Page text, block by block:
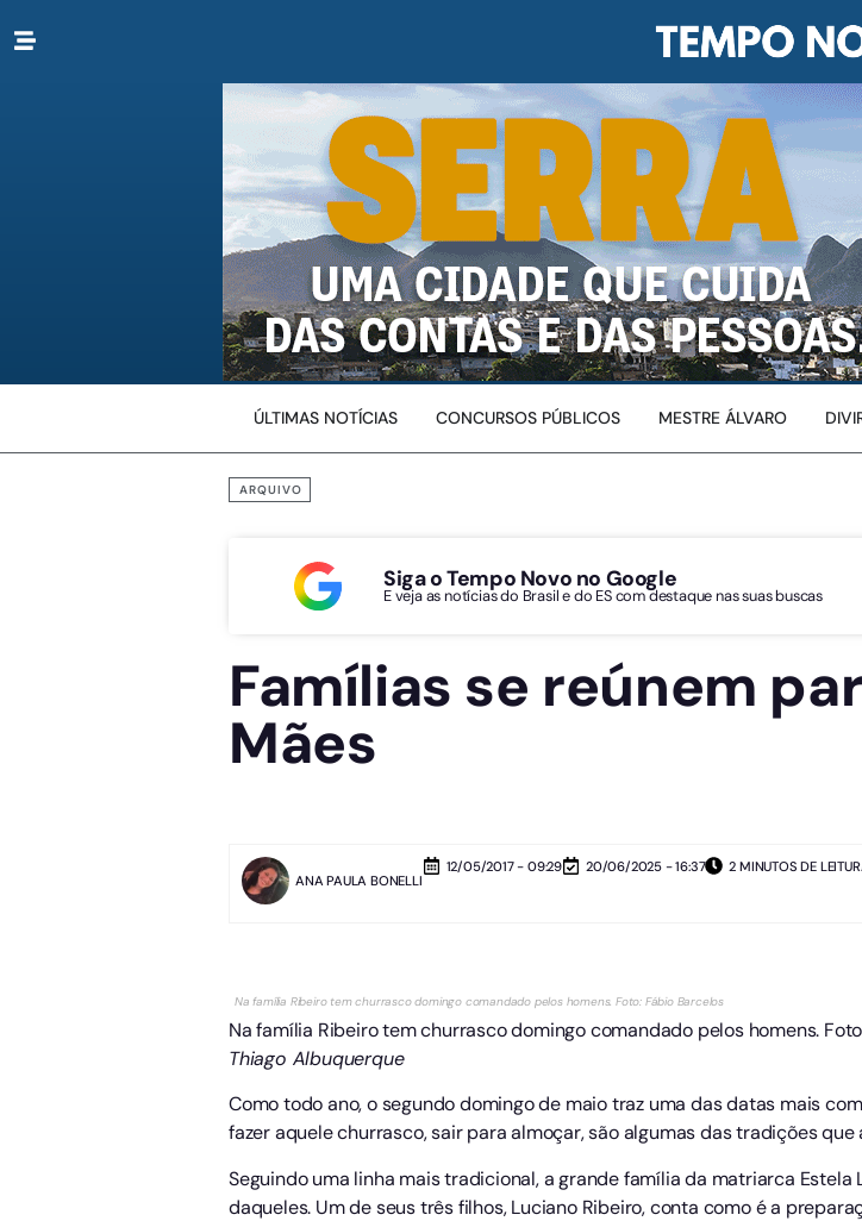
ÚLTIMAS NOTÍCIAS CONCURSOS PÚBLICOS MESTRE ÁLVARO
ARQUIVO
Siga o Tempo Novo no Google
E veja as notícias do Brasil e do ES com destaque nas suas buscas
Famílias se reúnem
Mães
ANA PAULA BONELLI
12/05/2017 - 09:29 20/06/2025 - 16:37 2 MINUTOS DE
Na família Ribeiro tem churrasco domingo comandado pelos homens. Foto: Fábio Barcelos
Na família Ribeiro tem churrasco domingo comandado pelos homens.
Thiago Albuquerque
Como todo ano, o segundo domingo de maio traz uma das datas mais
fazer aquele churrasco, sair para almoçar, são algumas das tradições
Seguindo uma linha mais tradicional, a grande família da matriarca
daqueles. Um de seus três filhos, Luciano Ribeiro, conta como é a